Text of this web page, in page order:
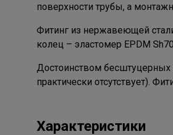
поверхности трубы, а
Фитинг из нержавеющей
колец – эластомер EPDM Sh70.
Достоинством бесштуцерных
практически отсутствует).
Характеристики